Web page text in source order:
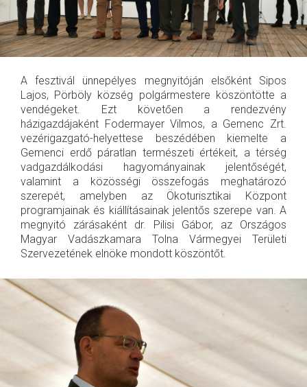
A fesztivál ünnepélyes megnyitóján elsőként Sipos
Lajos, Pörböly község polgármestere köszöntötte a
vendégeket. Ezt követően a rendezvény
házigazdájaként Fodermayer Vilmos, a Gemenc Zrt.
vezérigazgató-helyettese beszédében kiemelte a
Gemenci erdő páratlan természeti értékeit, a térség
vadgazdálkodási hagyományainak jelentőségét,
valamint a közösségi összefogás meghatározó
szerepét, amelyben az Ökoturisztikai Központ
programjainak és kiállításainak jelentős szerepe van. A
megnyitó zárásaként dr. Pilisi Gábor, az Országos
Magyar Vadászkamara Tolna Vármegyei Területi
Szervezetének elnöke mondott köszöntőt.